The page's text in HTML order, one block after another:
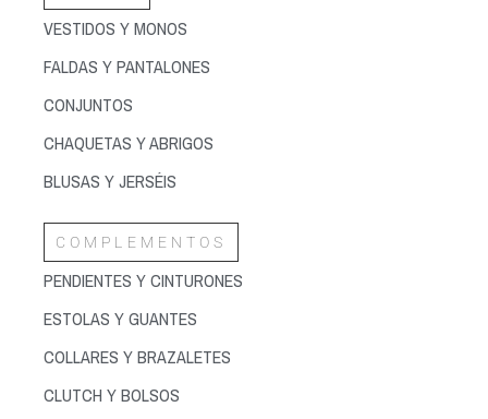
VESTIDOS Y MONOS
FALDAS Y PANTALONES
CONJUNTOS
CHAQUETAS Y ABRIGOS
BLUSAS Y JERSÉIS
COMPLEMENTOS
PENDIENTES Y CINTURONES
ESTOLAS Y GUANTES
COLLARES Y BRAZALETES
CLUTCH Y BOLSOS